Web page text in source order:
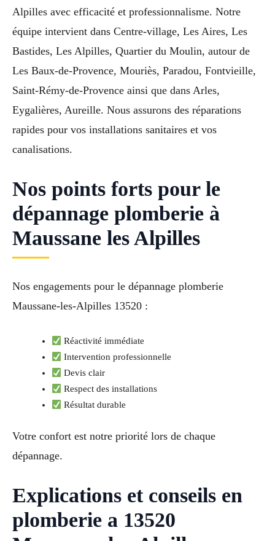
Alpilles avec efficacité et professionnalisme. Notre
équipe intervient dans Centre-village, Les Aires, Les
Bastides, Les Alpilles, Quartier du Moulin, autour de
Les Baux-de-Provence, Mouriès, Paradou, Fontvieille,
Saint-Rémy-de-Provence ainsi que dans Arles,
Eygalières, Aureille. Nous assurons des réparations
rapides pour vos installations sanitaires et vos
canalisations.
Nos points forts pour le
dépannage plomberie à
Maussane les Alpilles
Nos engagements pour le dépannage plomberie
Maussane-les-Alpilles 13520 :
Réactivité immédiate
Intervention professionnelle
Devis clair
Respect des installations
Résultat durable
Votre confort est notre priorité lors de chaque
dépannage.
Explications et conseils en
plomberie a 13520